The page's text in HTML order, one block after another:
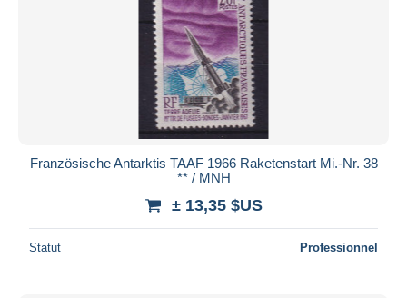
Französische Antarktis TAAF 1966 Raketenstart Mi.-Nr. 38
** / MNH
± 13,35 $US
Statut Professionnel